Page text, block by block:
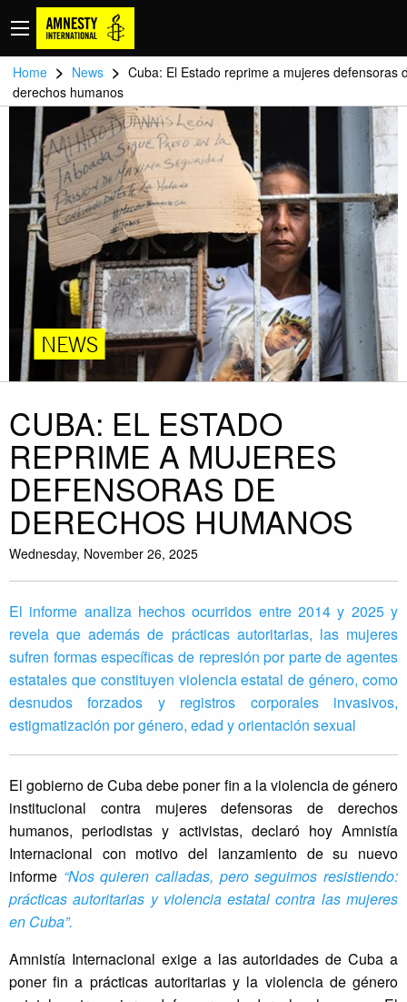
Home > News > Cuba: El Estado reprime a mujeres defensoras
derechos humanos
NEWS
CUBA: EL ESTADO
REPRIME A MUJERES
DEFENSORAS DE
DERECHOS HUMANOS
Wednesday, November 26, 2025
El informe analiza hechos ocurridos entre 2014 y 2025 y
revela que además de prácticas autoritarias, las mujeres
sufren formas específicas de represión por parte de agentes
estatales que constituyen violencia estatal de género, como
desnudos forzados y registros corporales invasivos,
estigmatización por género, edad y orientación sexual
El gobierno de Cuba debe poner fin a la violencia de género
institucional contra mujeres defensoras de derechos
humanos, periodistas y activistas, declaró hoy Amnistía
Internacional con motivo del lanzamiento de su nuevo
informe “Nos quieren calladas, pero seguimos resistiendo:
prácticas autoritarias y violencia estatal contra las mujeres
en Cuba”.
Amnistía Internacional exige a las autoridades de Cuba a
poner fin a prácticas autoritarias y la violencia de género